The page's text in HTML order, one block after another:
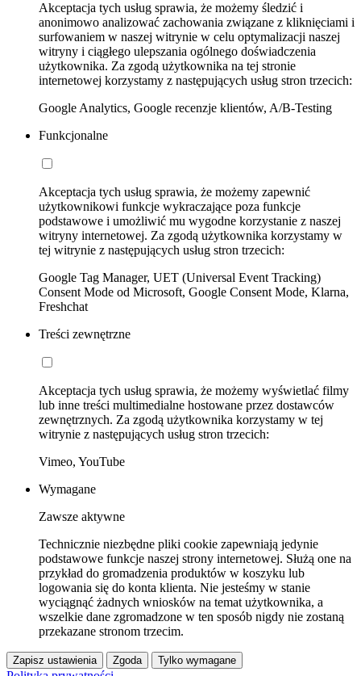
Akceptacja tych usług sprawia, że możemy śledzić i
anonimowo analizować zachowania związane z kliknięciami i
surfowaniem w naszej witrynie w celu optymalizacji naszej
witryny i ciągłego ulepszania ogólnego doświadczenia
użytkownika. Za zgodą użytkownika na tej stronie
internetowej korzystamy z następujących usług stron trzecich:
Google Analytics, Google recenzje klientów, A/B-Testing
Funkcjonalne
Akceptacja tych usług sprawia, że możemy zapewnić
użytkownikowi funkcje wykraczające poza funkcje
podstawowe i umożliwić mu wygodne korzystanie z naszej
witryny internetowej. Za zgodą użytkownika korzystamy w
tej witrynie z następujących usług stron trzecich:
Google Tag Manager, UET (Universal Event Tracking)
Consent Mode od Microsoft, Google Consent Mode, Klarna,
Freshchat
Treści zewnętrzne
Akceptacja tych usług sprawia, że możemy wyświetlać filmy
lub inne treści multimedialne hostowane przez dostawców
zewnętrznych. Za zgodą użytkownika korzystamy w tej
witrynie z następujących usług stron trzecich:
Vimeo, YouTube
Wymagane
Zawsze aktywne
Technicznie niezbędne pliki cookie zapewniają jedynie
podstawowe funkcje naszej strony internetowej. Służą one na
przykład do gromadzenia produktów w koszyku lub
logowania się do konta klienta. Nie jesteśmy w stanie
wyciągnąć żadnych wniosków na temat użytkownika, a
wszelkie dane zgromadzone w ten sposób nigdy nie zostaną
przekazane stronom trzecim.
Zapisz ustawienia Zgoda Tylko wymagane